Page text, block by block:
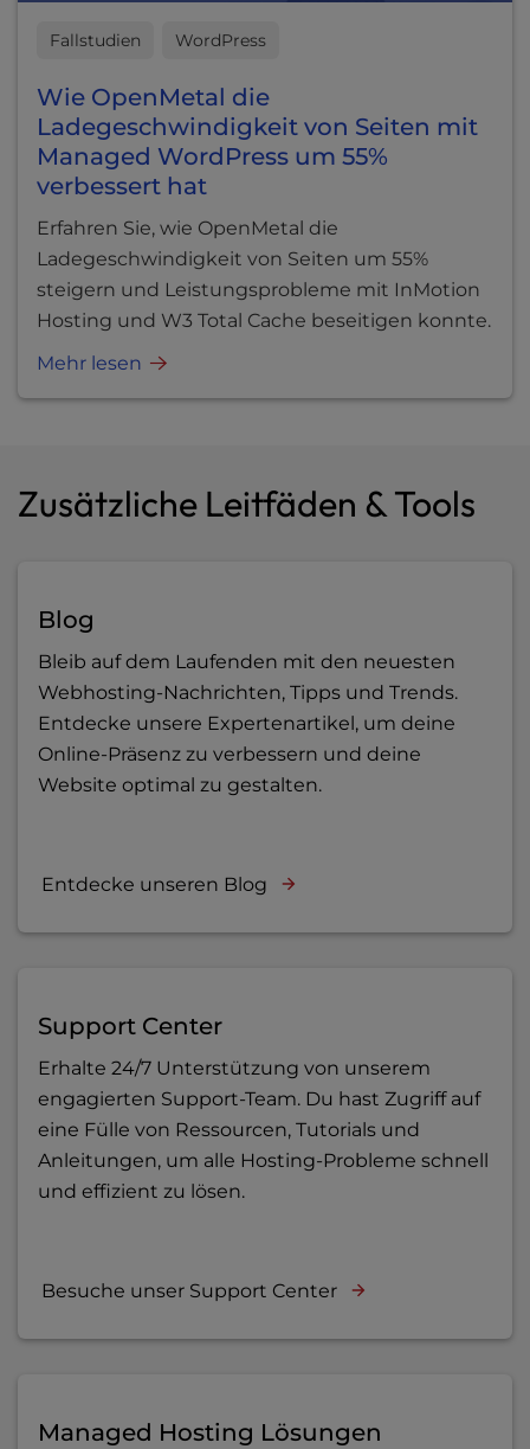
Fallstudien WordPress
Wie OpenMetal die
Ladegeschwindigkeit von Seiten mit
Managed WordPress um 55%
verbessert hat
Erfahren Sie, wie OpenMetal die
Ladegeschwindigkeit von Seiten um 55%
steigern und Leistungsprobleme mit InMotion
Hosting und W3 Total Cache beseitigen konnte.
Mehr lesen
Zusätzliche Leitfäden & Tools
Blog
Bleib auf dem Laufenden mit den neuesten
Webhosting-Nachrichten, Tipps und Trends.
Entdecke unsere Expertenartikel, um deine
Online-Präsenz zu verbessern und deine
Website optimal zu gestalten.
Entdecke unseren Blog
Support Center
Erhalte 24/7 Unterstützung von unserem
engagierten Support-Team. Du hast Zugriff auf
eine Fülle von Ressourcen, Tutorials und
Anleitungen, um alle Hosting-Probleme schnell
und effizient zu lösen.
Besuche unser Support Center
Managed Hosting Lösungen